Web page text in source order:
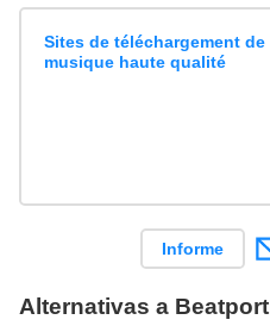
Sites de téléchargement de
musique haute qualité
Informe
Alternativas a Beatport